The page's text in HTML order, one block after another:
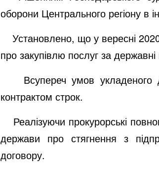
оборони Центрального регіону в
Установлено, що у вересні
про закупівлю послуг за
Всупереч умов укладеного
контрактом строк.
Реалізуючи прокурорські
держави про стягнення з
договору.